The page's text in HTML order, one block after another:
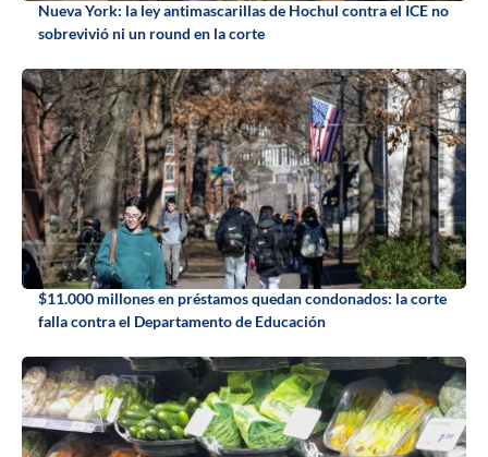
Nueva York: la ley antimascarillas de Hochul contra el ICE no
sobrevivió ni un round en la corte
$11.000 millones en préstamos quedan condonados: la corte
falla contra el Departamento de Educación